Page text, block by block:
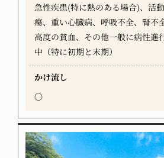
急性疾患(特に熱のある場合)、活
瘍、重い心臓病、呼吸不全、腎不
高度の貧血、その他一般に病性進
中（特に初期と末期）
かけ流し
〇